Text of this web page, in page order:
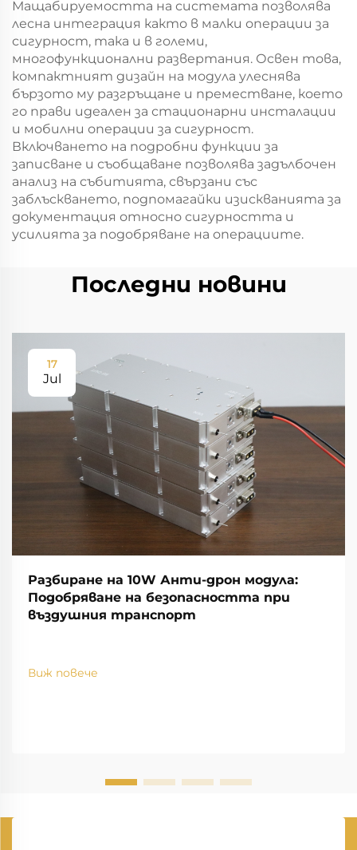
Мащабируемостта на системата позволява
лесна интеграция както в малки операции за
сигурност, така и в големи,
многофункционални развертания. Освен това,
компактният дизайн на модула улеснява
бързото му разгръщане и преместване, което
го прави идеален за стационарни инсталации
и мобилни операции за сигурност.
Включването на подробни функции за
записване и съобщаване позволява задълбочен
анализ на събитията, свързани със
заблъскването, подпомагайки изискванията за
документация относно сигурността и
усилията за подобряване на операциите.
Последни новини
17
Jul
Разбиране на 10W Анти-дрон модула:
Подобряване на безопасността при
въздушния транспорт
Виж повече